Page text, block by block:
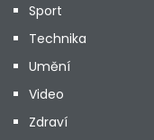
Sport
Technika
Umění
Video
Zdraví